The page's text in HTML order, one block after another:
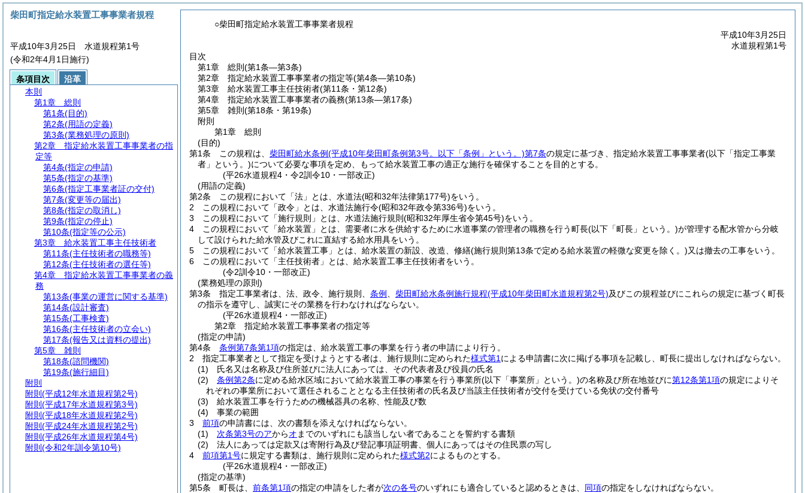
○柴田町指定給水装置工事事業者規程
平成10年3月25日
水道規程第1号
目次
第1章
総則 (第1条―第3条)
第2章
指定給水装置工事事業者の指定等(第4条―第10条)
第3章
給水装置工事主任技術者(第11条・第12条)
第4章
指定給水装置工事事業者の義務(第13条―第17条)
第5章
雑則 (第18条・第19条)
附則
第1章
総則
(目的)
第1条
この規程は、 柴田町給水条例(平成10年柴田町条例第3号。以下「条例」という。)第7条の規定に基づき、指定給水装置工事事業者(以下「指定工事業
者」という。)について必要な事項を定め、もって給水装置工事の適正な施行を確保することを目的とする。
(平26水道規程4・令2訓令10・一部改正)
(用語の定義)
第2条
この規程において「法」とは、水道法(昭和32年法律第177号)をいう。
2
この規程において「政令」とは、水道法施行令(昭和32年政令第336号)をいう。
3
この規程において「施行規則」とは、水道法施行規則 (昭和32年厚生省令第45号)をいう。
4
この規程において「給水装置」とは、需要者に水を供給するために水道事業の管理者の職務を行う町長(以下「町長」という。)が管理する配水管から分岐
して設けられた給水管及びこれに直結する給水用具をいう。
5
この規程において「給水装置工事」とは、給水装置の新設、改造、修繕(施行規則第13条で定める給水装置の軽微な変更を除く。)又は撤去の工事をいう。
6
この規程において「主任技術者」とは、給水装置工事主任技術者をいう。
(令2訓令10・一部改正)
(業務処理の原則)
第3条
指定工事業者は、法、政令、施行規則、 条例 柴田町給水条例施行規程(平成10年柴田町水道規程第2号)及びこの規程並びにこれらの規定に基づく町長
の指示を遵守し、誠実にその業務を行わなければならない。
(平26水道規程4・一部改正)
第2章
指定給水装置工事事業者の指定等
(指定の申請)
第4条
条例第7条第1項の指定は、給水装置工事の事業を行う者の申請により行う。
2
指定工事業者として指定を受けようとする者は、施行規則に定められた様式第1 による申請書に次に掲げる事項を記載し、町長に提出しなければならない。
(1)
氏名又は名称及び住所並びに法人にあっては、その代表者及び役員の氏名
(2)
条例第2条に定める給水区域において給水装置工事の事業を行う事業所(以下「事業所」という。)の名称及び所在地並びに第12条第1項の規定によりそ
れぞれの事業所において選任されることとなる主任技術者の氏名及び当該主任技術者が交付を受けている免状の交付番号
(3)
給水装置工事を行うための機械器具の名称、性能及び数
(4)
事業の範囲
3
前項の申請書には、次の書類を添えなければならない。
(1)
次条第3号のアからオ までのいずれにも該当しない者であることを誓約する書類
(2)
法人にあっては定款又は寄附行為及び登記事項証明書、個人にあってはその住民票の写し
4
前項第1号に規定する書類は、施行規則に定められた様式第2によるものとする。
(平26水道規程4・一部改正)
(指定の基準)
第5条
町長は、 前条第1項の指定の申請をした者が次の各号のいずれにも適合していると認めるときは、 同項の指定をしなければならない。
柴田町指定給水装置工事事業者規程
平成10年3月25日 水道規程第1号
(令和2年4月1日施行)
条項目次
沿革
本則
第1章
総則
第1条(目的)
第2条(用語の定義)
第3条(業務処理の原則)
第2章
指定給水装置工事事業者の指
定等
第4条(指定の申請)
第5条(指定の基準)
第6条(指定工事業者証の交付)
第7条(変更等の届出)
第8条(指定の取消し)
第9条(指定の停止)
第10条(指定等の公示)
第3章
給水装置工事主任技術者
第11条(主任技術者の職務等)
第12条(主任技術者の選任等)
第4章
指定給水装置工事事業者の義
務
第13条(事業の運営に関する基準)
第14条(設計審査)
第15条(工事検査)
第16条(主任技術者の立会い)
第17条(報告又は資料の提出)
第5章
雑則
第18条(諮問機関)
第19条(施行細目)
附則
附則 (平成12年水道規程第2号)
附則 (平成17年水道規程第3号)
附則 (平成18年水道規程第2号)
附則 (平成24年水道規程第2号)
附則 (平成26年水道規程第4号)
附則 (令和2年訓令第10号)